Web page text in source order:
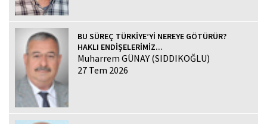
BU SÜREÇ TÜRKİYE’Yİ NEREYE GÖTÜRÜR?
HAKLI ENDİŞELERİMİZ...
Muharrem GÜNAY (SIDDIKOĞLU)
27 Tem 2026